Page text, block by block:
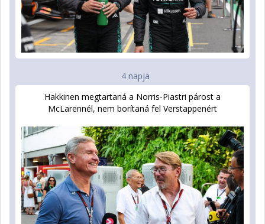
4 napja
Hakkinen megtartaná a Norris-Piastri párost a
McLarennél, nem borítaná fel Verstappenért